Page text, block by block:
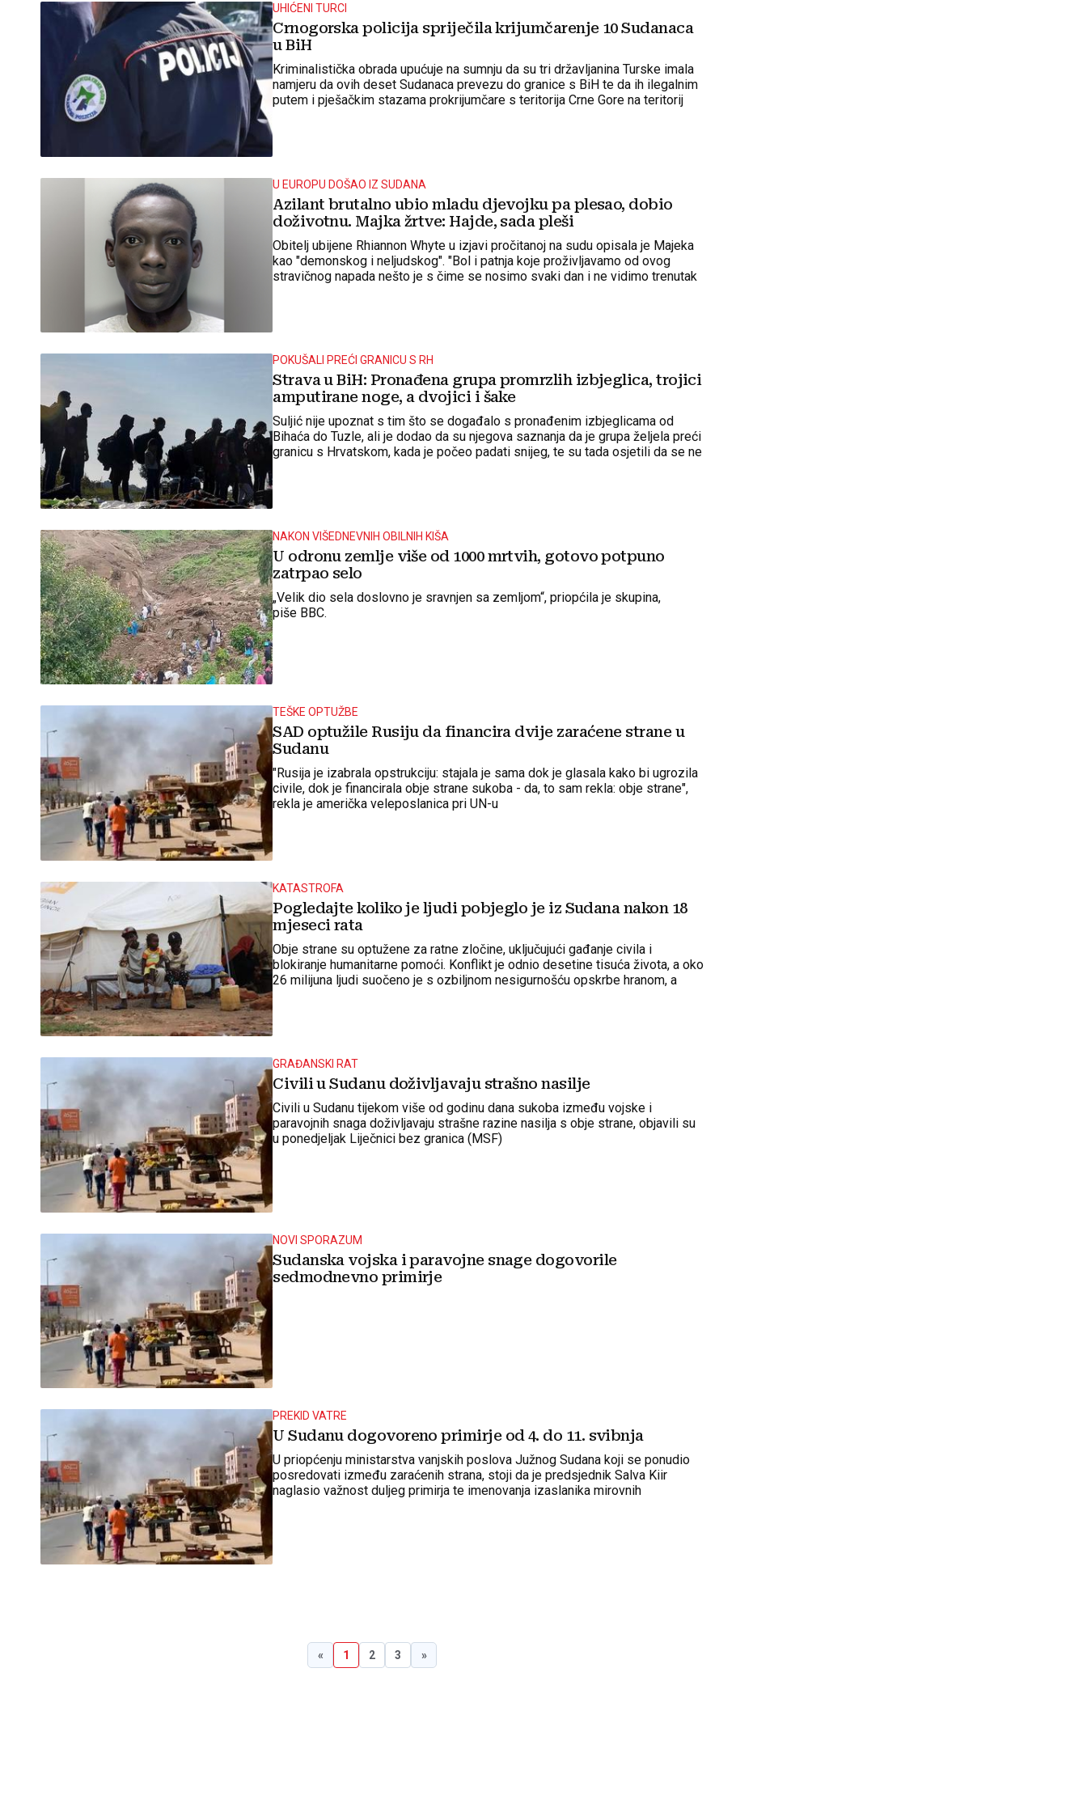
UHIĆENI TURCI
Crnogorska policija spriječila krijumčarenje 10 Sudanaca
u BiH
Kriminalistička obrada upućuje na sumnju da su tri državljanina Turske imala
namjeru da ovih deset Sudanaca prevezu do granice s BiH te da ih ilegalnim
putem i pješačkim stazama prokrijumčare s teritorija Crne Gore na teritorij
U EUROPU DOŠAO IZ SUDANA
Azilant brutalno ubio mladu djevojku pa plesao, dobio
doživotnu. Majka žrtve: Hajde, sada pleši
Obitelj ubijene Rhiannon Whyte u izjavi pročitanoj na sudu opisala je Majeka
kao "demonskog i neljudskog". "Bol i patnja koje proživljavamo od ovog
stravičnog napada nešto je s čime se nosimo svaki dan i ne vidimo trenutak
POKUŠALI PREĆI GRANICU S RH
Strava u BiH: Pronađena grupa promrzlih izbjeglica, trojici
amputirane noge, a dvojici i šake
Suljić nije upoznat s tim što se događalo s pronađenim izbjeglicama od
Bihaća do Tuzle, ali je dodao da su njegova saznanja da je grupa željela preći
granicu s Hrvatskom, kada je počeo padati snijeg, te su tada osjetili da se ne
NAKON VIŠEDNEVNIH OBILNIH KIŠA
U odronu zemlje više od 1000 mrtvih, gotovo potpuno
zatrpao selo
„Velik dio sela doslovno je sravnjen sa zemljom“, priopćila je skupina,
piše BBC.
TEŠKE OPTUŽBE
SAD optužile Rusiju da financira dvije zaraćene strane u
Sudanu
"Rusija je izabrala opstrukciju: stajala je sama dok je glasala kako bi ugrozila
civile, dok je financirala obje strane sukoba - da, to sam rekla: obje strane",
rekla je američka veleposlanica pri UN-u
KATASTROFA
Pogledajte koliko je ljudi pobjeglo je iz Sudana nakon 18
mjeseci rata
Obje strane su optužene za ratne zločine, uključujući gađanje civila i
blokiranje humanitarne pomoći. Konflikt je odnio desetine tisuća života, a oko
26 milijuna ljudi suočeno je s ozbiljnom nesigurnošću opskrbe hranom, a
GRAĐANSKI RAT
Civili u Sudanu doživljavaju strašno nasilje
Civili u Sudanu tijekom više od godinu dana sukoba između vojske i
paravojnih snaga doživljavaju strašne razine nasilja s obje strane, objavili su
u ponedjeljak Liječnici bez granica (MSF)
NOVI SPORAZUM
Sudanska vojska i paravojne snage dogovorile
sedmodnevno primirje
PREKID VATRE
U Sudanu dogovoreno primirje od 4. do 11. svibnja
U priopćenju ministarstva vanjskih poslova Južnog Sudana koji se ponudio
posredovati između zaraćenih strana, stoji da je predsjednik Salva Kiir
naglasio važnost duljeg primirja te imenovanja izaslanika mirovnih
« 1 2 3 »